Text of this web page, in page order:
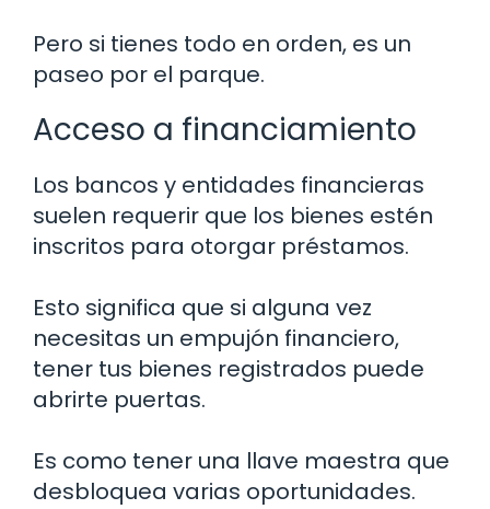
Pero si tienes todo en orden, es un
paseo por el parque.
Acceso a financiamiento
Los bancos y entidades financieras
suelen requerir que los bienes estén
inscritos para otorgar préstamos.
Esto significa que si alguna vez
necesitas un empujón financiero,
tener tus bienes registrados puede
abrirte puertas.
Es como tener una llave maestra que
desbloquea varias oportunidades.